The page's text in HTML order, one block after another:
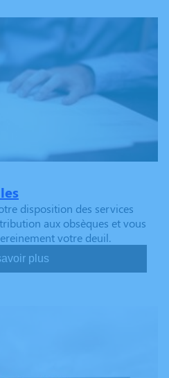
disposition des services
aux obsèques et vous
votre deuil.
plus